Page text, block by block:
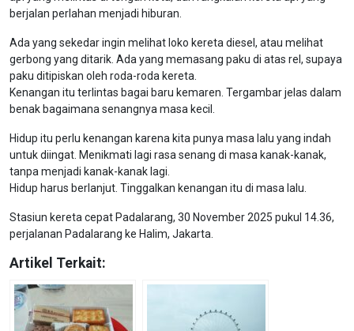
berjalan perlahan menjadi hiburan.
Ada yang sekedar ingin melihat loko kereta diesel, atau melihat
gerbong yang ditarik. Ada yang memasang paku di atas rel, supaya
paku ditipiskan oleh roda-roda kereta.
Kenangan itu terlintas bagai baru kemaren. Tergambar jelas dalam
benak bagaimana senangnya masa kecil.
Hidup itu perlu kenangan karena kita punya masa lalu yang indah
untuk diingat. Menikmati lagi rasa senang di masa kanak-kanak,
tanpa menjadi kanak-kanak lagi.
Hidup harus berlanjut. Tinggalkan kenangan itu di masa lalu.
Stasiun kereta cepat Padalarang, 30 November 2025 pukul 14.36,
perjalanan Padalarang ke Halim, Jakarta.
Artikel Terkait: